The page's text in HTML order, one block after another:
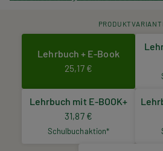
Lehrbuch + E-Book
25,17 €
Lehrbuch mit E-BOOK+
31,87 €
Schulbuchaktion*